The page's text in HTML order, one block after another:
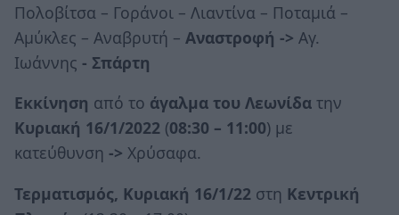
Πολοβίτσα – Γοράνοι – Λιαντίνα – Ποταμιά –
Αμύκλες – Αναβρυτή – Αναστροφή -> Αγ.
Ιωάννης - Σπάρτη
Εκκίνηση από το άγαλμα του Λεωνίδα την
Κυριακή 16/1/2022 (08:30 – 11:00) με
κατεύθυνση -> Χρύσαφα.
Τερματισμός, Κυριακή 16/1/22 στη Κεντρική